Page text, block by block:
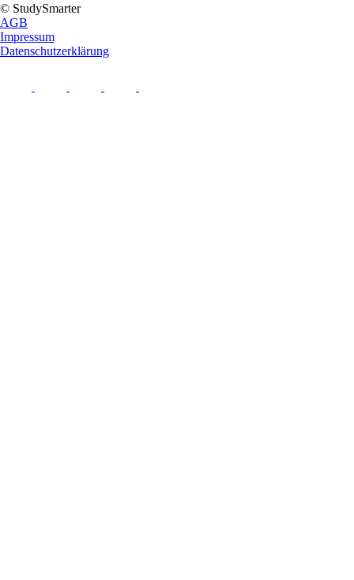
© StudySmarter
AGB
Impressum
Datenschutzerklärung